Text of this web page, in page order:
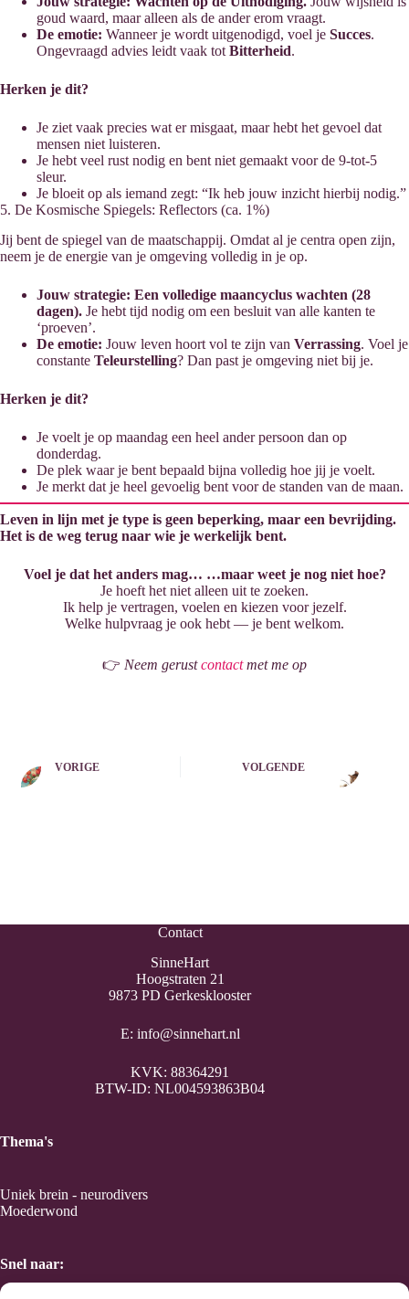
goud waard, maar alleen als de ander erom vraagt.
De emotie: Wanneer je wordt uitgenodigd, voel je Succes.
Ongevraagd advies leidt vaak tot Bitterheid.
Herken je dit?
Je ziet vaak precies wat er misgaat, maar hebt het gevoel dat
mensen niet luisteren.
Je hebt veel rust nodig en bent niet gemaakt voor de 9-tot-5
sleur.
Je bloeit op als iemand zegt: “Ik heb jouw inzicht hierbij nodig.”
5. De Kosmische Spiegels: Reflectors (ca. 1%)
Jij bent de spiegel van de maatschappij. Omdat al je centra open zijn,
neem je de energie van je omgeving volledig in je op.
Jouw strategie: Een volledige maancyclus wachten (28
dagen). Je hebt tijd nodig om een besluit van alle kanten te
‘proeven’.
De emotie: Jouw leven hoort vol te zijn van Verrassing. Voel je
constante Teleurstelling? Dan past je omgeving niet bij je.
Herken je dit?
Je voelt je op maandag een heel ander persoon dan op
donderdag.
De plek waar je bent bepaald bijna volledig hoe jij je voelt.
Je merkt dat je heel gevoelig bent voor de standen van de maan.
Leven in lijn met je type is geen beperking, maar een bevrijding.
Het is de weg terug naar wie je werkelijk bent.
Voel je dat het anders mag… …maar weet je nog niet hoe?
Je hoeft het niet alleen uit te zoeken.
Ik help je vertragen, voelen en kiezen voor jezelf.
Welke hulpvraag je ook hebt — je bent welkom.
👉 Neem gerustcontactmet me op
VORIGE VOLGENDE
Contact
SinneHart
Hoogstraten 21
9873 PD Gerkesklooster
E: info@sinnehart.nl
KVK: 88364291
BTW-ID: NL004593863B04
Thema's
Uniek brein - neurodivers
Moederwond
Snel naar: